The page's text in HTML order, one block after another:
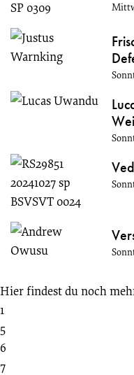
Hier findest du noch
1
5
6
7